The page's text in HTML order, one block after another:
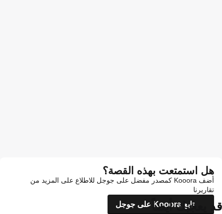
هل استمتعت بهذه القصة؟
أضف Kooora كمصدر مفضل على جوجل للاطلاع على المزيد من
تقاريرنا
تابع Kooora على جوجل
قد يعجبك أيضاً